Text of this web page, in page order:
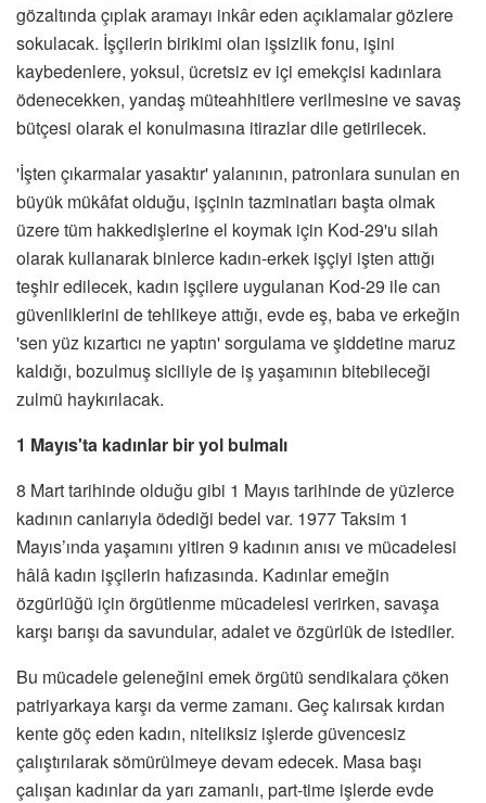
gözaltında çıplak aramayı inkâr eden açıklamalar gözlere
sokulacak. İşçilerin birikimi olan işsizlik fonu, işini
kaybedenlere, yoksul, ücretsiz ev içi emekçisi kadınlara
ödenecekken, yandaş müteahhitlere verilmesine ve savaş
bütçesi olarak el konulmasına itirazlar dile getirilecek.
'İşten çıkarmalar yasaktır' yalanının, patronlara sunulan en
büyük mükâfat olduğu, işçinin tazminatları başta olmak
üzere tüm hakkedişlerine el koymak için Kod-29'u silah
olarak kullanarak binlerce kadın-erkek işçiyi işten attığı
teşhir edilecek, kadın işçilere uygulanan Kod-29 ile can
güvenliklerini de tehlikeye attığı, evde eş, baba ve erkeğin
'sen yüz kızartıcı ne yaptın' sorgulama ve şiddetine maruz
kaldığı, bozulmuş siciliyle de iş yaşamının bitebileceği
zulmü haykırılacak.
1 Mayıs'ta kadınlar bir yol bulmalı
8 Mart tarihinde olduğu gibi 1 Mayıs tarihinde de yüzlerce
kadının canlarıyla ödediği bedel var. 1977 Taksim 1
Mayıs’ında yaşamını yitiren 9 kadının anısı ve mücadelesi
hâlâ kadın işçilerin hafızasında. Kadınlar emeğin
özgürlüğü için örgütlenme mücadelesi verirken, savaşa
karşı barışı da savundular, adalet ve özgürlük de istediler.
Bu mücadele geleneğini emek örgütü sendikalara çöken
patriyarkaya karşı da verme zamanı. Geç kalırsak kırdan
kente göç eden kadın, niteliksiz işlerde güvencesiz
çalıştırılarak sömürülmeye devam edecek. Masa başı
çalışan kadınlar da yarı zamanlı, part-time işlerde evde